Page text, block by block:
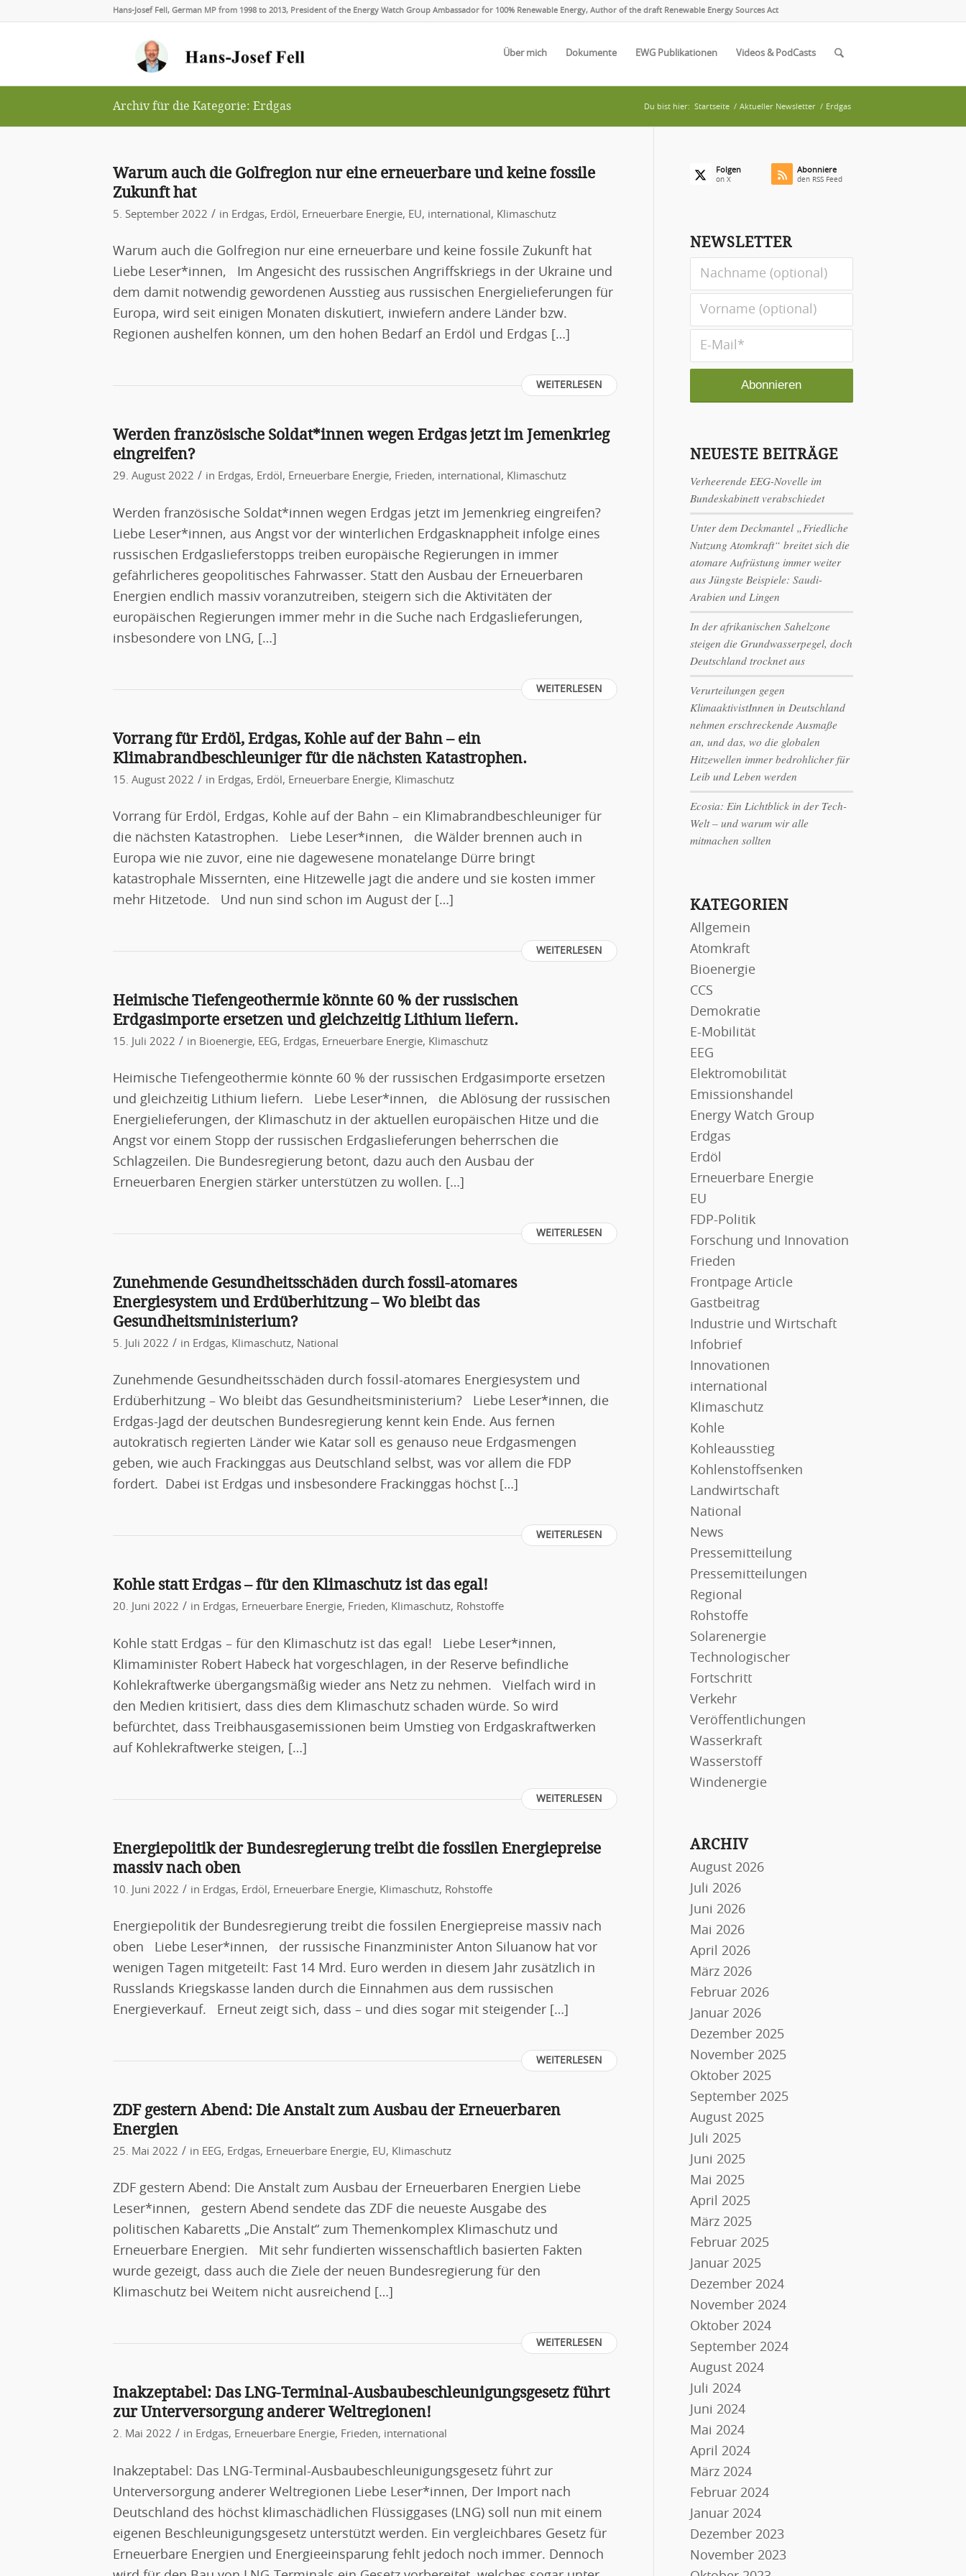
Hans-Josef Fell, German MP from 1998 to 2013, President of the Energy Watch Group Ambassador for 100% Renewable Energy, Author of the draft Renewable Energy Sources Act
Über mich Dokumente EWG Publikationen Videos & PodCasts
Archiv für die Kategorie: Erdgas Du bist hier: Startseite / Aktueller Newsletter / Erdgas
Warum auch die Golfregion nur eine erneuerbare und keine fossile
Zukunft hat
5. September 2022 / in Erdgas, Erdöl , Erneuerbare Energie, EU, international , Klimaschutz
Warum auch die Golfregion nur eine erneuerbare und keine fossile Zukunft hat
Liebe Leser*innen, Im Angesicht des russischen Angriffskriegs in der Ukraine und
dem damit notwendig gewordenen Ausstieg aus russischen Energielieferungen für
Europa, wird seit einigen Monaten diskutiert, inwiefern andere Länder bzw.
Regionen aushelfen können, um den hohen Bedarf an Erdöl und Erdgas […]
WEITERLESEN
Werden französische Soldat*innen wegen Erdgas jetzt im Jemenkrieg
eingreifen?
29. August 2022 / in Erdgas, Erdöl , Erneuerbare Energie, Frieden, international , Klimaschutz
Werden französische Soldat*innen wegen Erdgas jetzt im Jemenkrieg eingreifen?
Liebe Leser*innen, aus Angst vor der winterlichen Erdgasknappheit infolge eines
russischen Erdgaslieferstopps treiben europäische Regierungen in immer
gefährlicheres geopolitisches Fahrwasser. Statt den Ausbau der Erneuerbaren
Energien endlich massiv voranzutreiben, steigern sich die Aktivitäten der
europäischen Regierungen immer mehr in die Suche nach Erdgaslieferungen,
insbesondere von LNG, […]
WEITERLESEN
Vorrang für Erdöl, Erdgas, Kohle auf der Bahn – ein
Klimabrandbeschleuniger für die nächsten Katastrophen.
15. August 2022 / in Erdgas, Erdöl , Erneuerbare Energie, Klimaschutz
Vorrang für Erdöl, Erdgas, Kohle auf der Bahn – ein Klimabrandbeschleuniger für
die nächsten Katastrophen. Liebe Leser*innen, die Wälder brennen auch in
Europa wie nie zuvor, eine nie dagewesene monatelange Dürre bringt
katastrophale Missernten, eine Hitzewelle jagt die andere und sie kosten immer
mehr Hitzetode. Und nun sind schon im August der […]
WEITERLESEN
Heimische Tiefengeothermie könnte 60 % der russischen
Erdgasimporte ersetzen und gleichzeitig Lithium liefern.
15. Juli 2022 / in Bioenergie, EEG, Erdgas, Erneuerbare Energie, Klimaschutz
Heimische Tiefengeothermie könnte 60 % der russischen Erdgasimporte ersetzen
und gleichzeitig Lithium liefern. Liebe Leser*innen, die Ablösung der russischen
Energielieferungen, der Klimaschutz in der aktuellen europäischen Hitze und die
Angst vor einem Stopp der russischen Erdgaslieferungen beherrschen die
Schlagzeilen. Die Bundesregierung betont, dazu auch den Ausbau der
Erneuerbaren Energien stärker unterstützen zu wollen. […]
WEITERLESEN
Zunehmende Gesundheitsschäden durch fossil-atomares
Energiesystem und Erdüberhitzung – Wo bleibt das
Gesundheitsministerium?
5. Juli 2022 / in Erdgas, Klimaschutz, National
Zunehmende Gesundheitsschäden durch fossil-atomares Energiesystem und
Erdüberhitzung – Wo bleibt das Gesundheitsministerium? Liebe Leser*innen, die
Erdgas-Jagd der deutschen Bundesregierung kennt kein Ende. Aus fernen
autokratisch regierten Länder wie Katar soll es genauso neue Erdgasmengen
geben, wie auch Frackinggas aus Deutschland selbst, was vor allem die FDP
fordert. Dabei ist Erdgas und insbesondere Frackinggas höchst […]
WEITERLESEN
Kohle statt Erdgas – für den Klimaschutz ist das egal!
20. Juni 2022 / in Erdgas, Erneuerbare Energie, Frieden, Klimaschutz, Rohstoffe
Kohle statt Erdgas – für den Klimaschutz ist das egal! Liebe Leser*innen,
Klimaminister Robert Habeck hat vorgeschlagen, in der Reserve befindliche
Kohlekraftwerke übergangsmäßig wieder ans Netz zu nehmen. Vielfach wird in
den Medien kritisiert, dass dies dem Klimaschutz schaden würde. So wird
befürchtet, dass Treibhausgasemissionen beim Umstieg von Erdgaskraftwerken
auf Kohlekraftwerke steigen, […]
WEITERLESEN
Energiepolitik der Bundesregierung treibt die fossilen Energiepreise
massiv nach oben
10. Juni 2022 / in Erdgas, Erdöl , Erneuerbare Energie, Klimaschutz, Rohstoffe
Energiepolitik der Bundesregierung treibt die fossilen Energiepreise massiv nach
oben Liebe Leser*innen, der russische Finanzminister Anton Siluanow hat vor
wenigen Tagen mitgeteilt: Fast 14 Mrd. Euro werden in diesem Jahr zusätzlich in
Russlands Kriegskasse landen durch die Einnahmen aus dem russischen
Energieverkauf. Erneut zeigt sich, dass – und dies sogar mit steigender […]
WEITERLESEN
ZDF gestern Abend: Die Anstalt zum Ausbau der Erneuerbaren
Energien
25. Mai 2022 / in EEG, Erdgas, Erneuerbare Energie, EU, Klimaschutz
ZDF gestern Abend: Die Anstalt zum Ausbau der Erneuerbaren Energien Liebe
Leser*innen, gestern Abend sendete das ZDF die neueste Ausgabe des
politischen Kabaretts „Die Anstalt“ zum Themenkomplex Klimaschutz und
Erneuerbare Energien. Mit sehr fundierten wissenschaftlich basierten Fakten
wurde gezeigt, dass auch die Ziele der neuen Bundesregierung für den
Klimaschutz bei Weitem nicht ausreichend […]
WEITERLESEN
Inakzeptabel: Das LNG-Terminal-Ausbaubeschleunigungsgesetz führt
zur Unterversorgung anderer Weltregionen!
2. Mai 2022 / in Erdgas, Erneuerbare Energie, Frieden, international
Inakzeptabel: Das LNG-Terminal-Ausbaubeschleunigungsgesetz führt zur
Unterversorgung anderer Weltregionen Liebe Leser*innen, Der Import nach
Deutschland des höchst klimaschädlichen Flüssiggases (LNG) soll nun mit einem
eigenen Beschleunigungsgesetz unterstützt werden. Ein vergleichbares Gesetz für
Erneuerbare Energien und Energieeinsparung fehlt jedoch noch immer. Dennoch
Folgen
on X
Abonniere
den RSS Feed
NEWSLETTER
NEUESTE BEITRÄGE
Verheerende EEG-Novelle im
Bundeskabinett verabschiedet
Unter dem Deckmantel „Friedliche
Nutzung Atomkraft“ breitet sich die
atomare Aufrüstung immer weiter
aus Jüngste Beispiele: Saudi-
Arabien und Lingen
In der afrikanischen Sahelzone
steigen die Grundwasserpegel, doch
Deutschland trocknet aus
Verurteilungen gegen
KlimaaktivistInnen in Deutschland
nehmen erschreckende Ausmaße
an, und das, wo die globalen
Hitzewellen immer bedrohlicher für
Leib und Leben werden
Ecosia: Ein Lichtblick in der Tech-
Welt – und warum wir alle
mitmachen sollten
KATEGORIEN
Allgemein
Atomkraft
Bioenergie
CCS
Demokratie
E-Mobilität
EEG
Elektromobilität
Emissionshandel
Energy Watch Group
Erdgas
Erdöl
Erneuerbare Energie
EU
FDP-Politik
Forschung und Innovation
Frieden
Frontpage Article
Gastbeitrag
Industrie und Wirtschaft
Infobrief
Innovationen
international
Klimaschutz
Kohle
Kohleausstieg
Kohlenstoffsenken
Landwirtschaft
National
News
Pressemitteilung
Pressemitteilungen
Regional
Rohstoffe
Solarenergie
Technologischer
Fortschritt
Verkehr
Veröffentlichungen
Wasserkraft
Wasserstoff
Windenergie
ARCHIV
August 2026
Juli 2026
Juni 2026
Mai 2026
April 2026
März 2026
Februar 2026
Januar 2026
Dezember 2025
November 2025
Oktober 2025
September 2025
August 2025
Juli 2025
Juni 2025
Mai 2025
April 2025
März 2025
Februar 2025
Januar 2025
Dezember 2024
November 2024
Oktober 2024
September 2024
August 2024
Juli 2024
Juni 2024
Mai 2024
April 2024
März 2024
Februar 2024
Januar 2024
Dezember 2023
November 2023